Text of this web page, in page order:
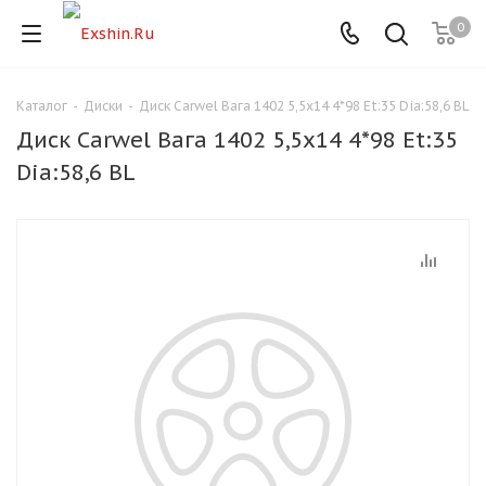
0
Каталог - Диски - Диск Carwel Вага 1402 5,5x14 4*98 Et:35 Dia:58,6 BL
Диск Carwel Вага 1402 5,5x14 4*98 Et:35
Dia:58,6 BL
Для клиентов всех банков
Разбейте
График платежей